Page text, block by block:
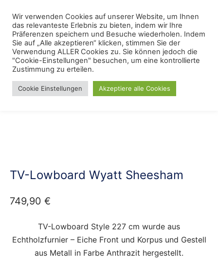
content
Menu
Start / Wohnstile / Modern
TV-Lowboard Wyatt Sheesham
749,90 €
TV-Lowboard Style 227 cm wurde aus
Echtholzfurnier – Eiche Front und Korpus und Gestell
aus Metall in Farbe Anthrazit hergestellt.
Wir verwenden Cookies auf unserer Website, um Ihnen
das relevanteste Erlebnis zu bieten, indem wir Ihre
Präferenzen speichern und Besuche wiederholen. Indem
Sie auf „Alle akzeptieren“ klicken, stimmen Sie der
Verwendung ALLER Cookies zu. Sie können jedoch die
"Cookie-Einstellungen" besuchen, um eine kontrollierte
Zustimmung zu erteilen.
Cookie Einstellungen Akzeptiere alle Cookies